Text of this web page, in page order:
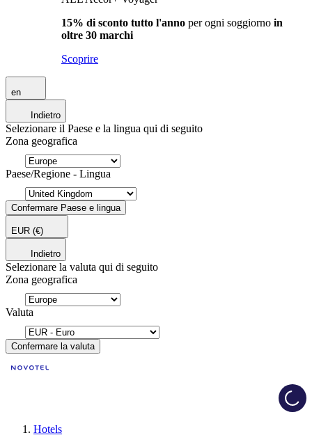
15% di sconto tutto l'anno per ogni soggiorno in
oltre 30 marchi
Scoprire
en
Indietro
Selezionare il Paese e la lingua qui di seguito
Zona geografica
Paese/Regione - Lingua
Confermare Paese e lingua
EUR (€)
Indietro
Selezionare la valuta qui di seguito
Zona geografica
Valuta
Confermare la valuta
Hotels